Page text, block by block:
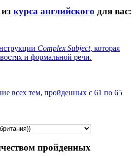
курса английского для вас:
Complex Subject, которая
и формальной речи.
всех тем, пройденных с 61 по 65
пройденных